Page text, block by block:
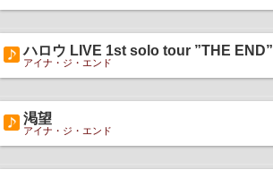
ハロウ LIVE 1st solo tour ”THE END”
アイナ・ジ・エンド
渇望
アイナ・ジ・エンド